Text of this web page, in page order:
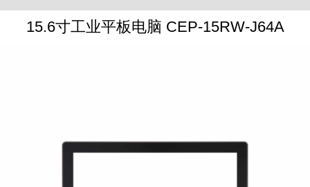
15.6寸工业平板电脑 CEP-15RW-J64A